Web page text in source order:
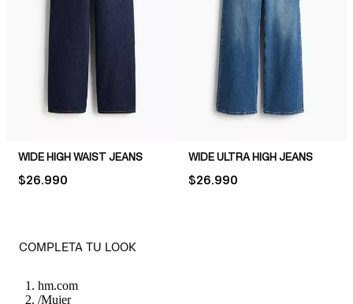
WIDE HIGH WAIST JEANS
PRICE:
$26.990
WIDE ULTRA HIGH JEANS
PRICE:
$26.990
COMPLETA TU LOOK
hm.com
/Mujer